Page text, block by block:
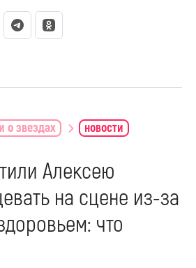
о звездах новости
Алексею
на сцене из-за
что